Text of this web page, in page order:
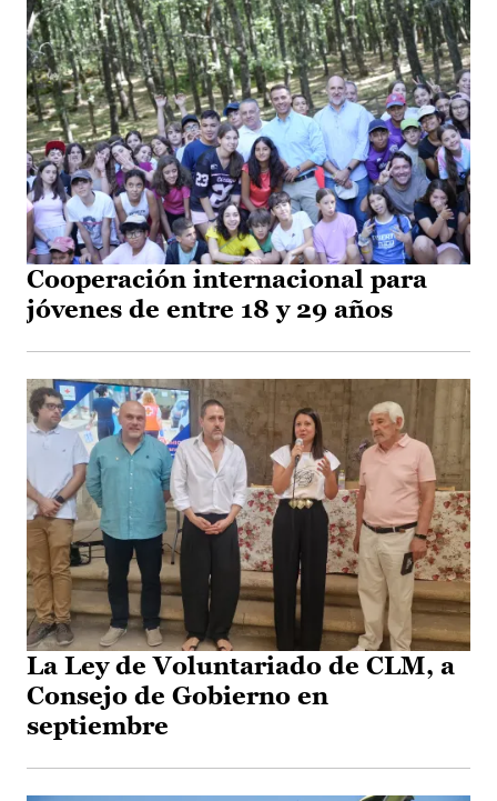
Cooperación internacional para
jóvenes de entre 18 y 29 años
La Ley de Voluntariado de CLM, a
Consejo de Gobierno en
septiembre